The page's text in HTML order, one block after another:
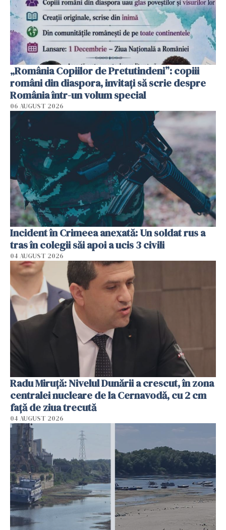
„România Copiilor de Pretutindeni”: copiii
români din diaspora, invitați să scrie despre
România într-un volum special
06 AUGUST 2026
Incident în Crimeea anexată: Un soldat rus a
tras în colegii săi apoi a ucis 3 civili
04 AUGUST 2026
Radu Miruţă: Nivelul Dunării a crescut, în zona
centralei nucleare de la Cernavodă, cu 2 cm
faţă de ziua trecută
04 AUGUST 2026